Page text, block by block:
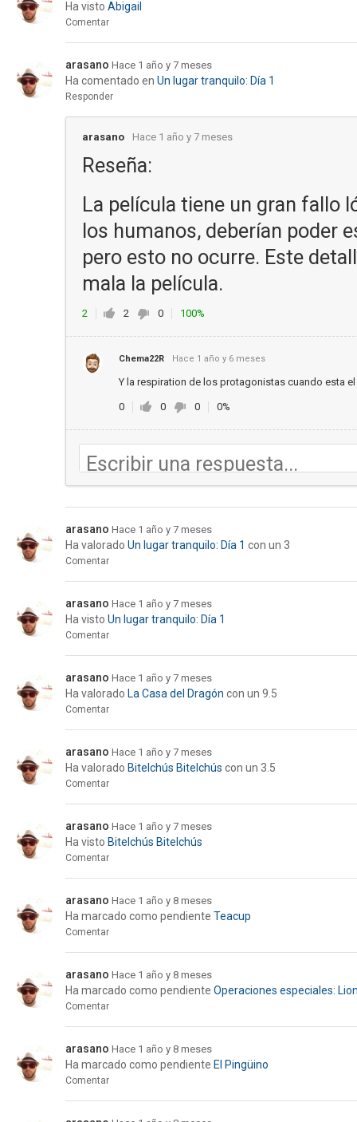
Ha visto Abigail
Comentar
arasano Hace 1 año y 7 meses
Ha comentado en Un lugar tranquilo: Día 1
Responder
arasano Hace 1 año y 7 meses
Reseña:
La película tiene un gran fallo
los humanos, deberían poder
pero esto no ocurre. Este
mala la película.
2 2 0 100%
Chema22R Hace 1 año y 6 meses
Y la respiration de los protagonistas cuando esta
0 0 0 0%
arasano Hace 1 año y 7 meses
Ha valorado Un lugar tranquilo: Día 1 con un 3
Comentar
arasano Hace 1 año y 7 meses
Ha visto Un lugar tranquilo: Día 1
Comentar
arasano Hace 1 año y 7 meses
Ha valorado La Casa del Dragón con un 9.5
Comentar
arasano Hace 1 año y 7 meses
Ha valorado Bitelchús Bitelchús con un 3.5
Comentar
arasano Hace 1 año y 7 meses
Ha visto Bitelchús Bitelchús
Comentar
arasano Hace 1 año y 8 meses
Ha marcado como pendiente Teacup
Comentar
arasano Hace 1 año y 8 meses
Ha marcado como pendiente Operaciones especiales:
Comentar
arasano Hace 1 año y 8 meses
Ha marcado como pendiente El Pingüino
Comentar